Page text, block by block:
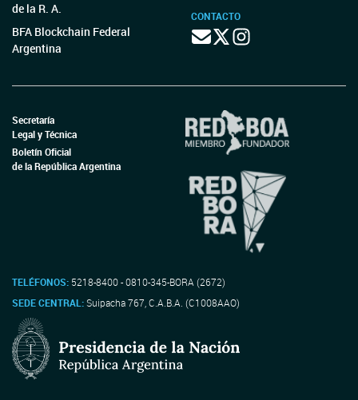
de la R. A.
BFA Blockchain Federal
Argentina
CONTACTO
Secretaría
Legal y Técnica
Boletín Oficial
de la República Argentina
TELÉFONOS: 5218-8400 - 0810-345-BORA (2672)
SEDE CENTRAL:Suipacha 767, C.A.B.A. (C1008AAO)